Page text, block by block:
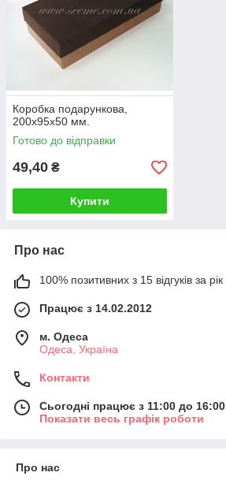
Коробка подарункова,
200х95х50 мм.
Готово до відправки
49,40 ₴
Купити
Про нас
100% позитивних з 15 відгуків за рік
Працює з 14.02.2012
м. Одеса
Одеса, Україна
Контакти
Сьогодні працює з 11:00 до 16:00
Показати весь графік роботи
Про нас